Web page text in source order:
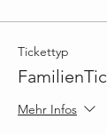
Tickettyp
Mehr Infos